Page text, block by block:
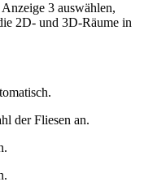
3 auswählen,
2D- und 3D-Räume in
der Fliesen an.